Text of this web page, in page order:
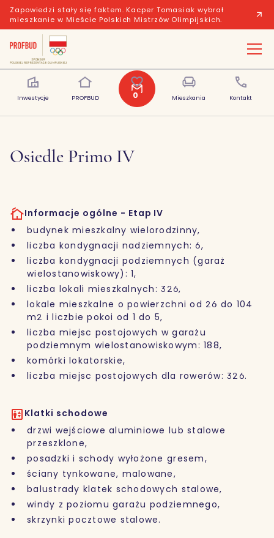
Zapowiedzi stały się faktem. Kacper Tomasiak wybrał
mieszkanie w Mieście Polskich Mistrzów Olimpijskich.
Inwestycje PROFBUD 0
Polubione Mieszkania Kontakt
Opis inwestycji Lista mieszkań Prospekt informacyjny
Osiedle Primo IV
Informacje ogólne - Etap IV
budynek mieszkalny wielorodzinny,
liczba kondygnacji nadziemnych: 6,
liczba kondygnacji podziemnych (garaż
wielostanowiskowy): 1,
liczba lokali mieszkalnych: 326,
lokale mieszkalne o powierzchni od 26 do 104
m2 i liczbie pokoi od 1 do 5,
liczba miejsc postojowych w garażu
podziemnym wielostanowiskowym: 188,
komórki lokatorskie,
liczba miejsc postojowych dla rowerów: 326.
Klatki schodowe
drzwi wejściowe aluminiowe lub stalowe
przeszklone,
posadzki i schody wyłożone gresem,
ściany tynkowane, malowane,
balustrady klatek schodowych stalowe,
windy z poziomu garażu podziemnego,
skrzynki pocztowe stalowe.